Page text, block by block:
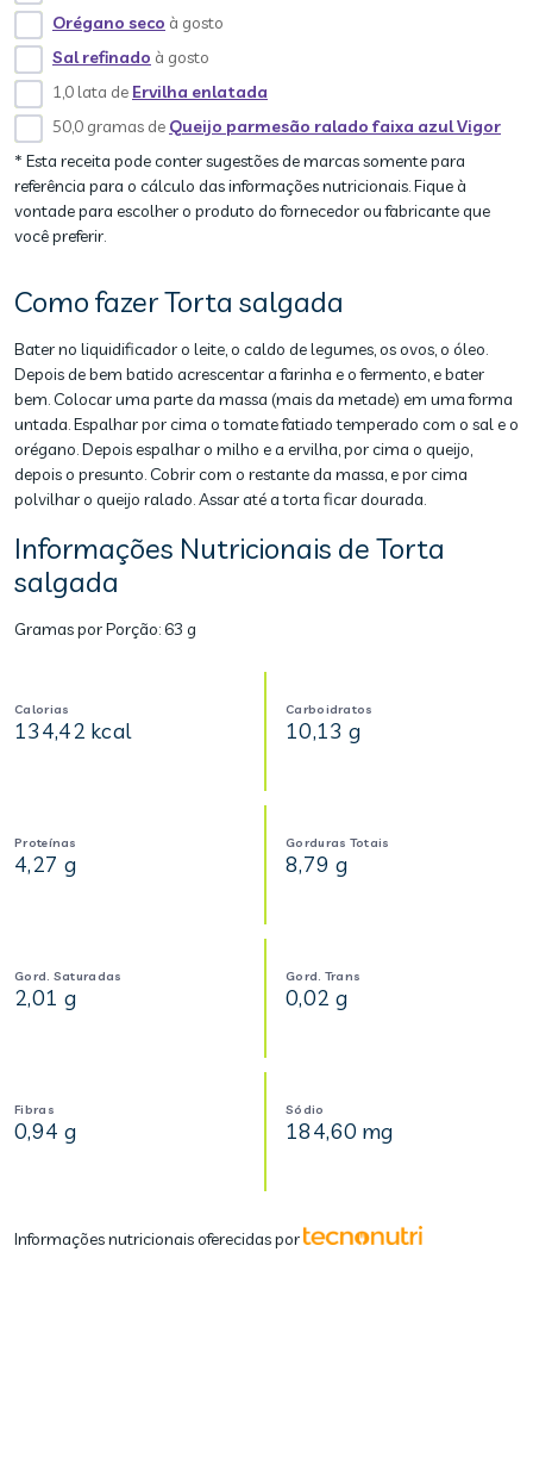
Orégano seco à gosto
Sal refinado à gosto
1,0 lata de Ervilha enlatada
50,0 gramas de Queijo parmesão ralado faixa azul Vigor
* Esta receita pode conter sugestões de marcas somente para
referência para o cálculo das informações nutricionais. Fique à
vontade para escolher o produto do fornecedor ou fabricante que
você preferir.
Como fazer Torta salgada
Bater no liquidificador o leite, o caldo de legumes, os ovos, o óleo.
Depois de bem batido acrescentar a farinha e o fermento, e bater
bem. Colocar uma parte da massa (mais da metade) em uma forma
untada. Espalhar por cima o tomate fatiado temperado com o sal e o
orégano. Depois espalhar o milho e a ervilha, por cima o queijo,
depois o presunto. Cobrir com o restante da massa, e por cima
polvilhar o queijo ralado. Assar até a torta ficar dourada.
Informações Nutricionais de Torta
salgada
Gramas por Porção:63 g
Calorias
134,42 kcal
Carboidratos
10,13 g
Proteínas
4,27 g
Gorduras Totais
8,79 g
Gord. Saturadas
2,01 g
Gord. Trans
0,02 g
Fibras
0,94 g
Sódio
184,60 mg
Informações nutricionais oferecidas por